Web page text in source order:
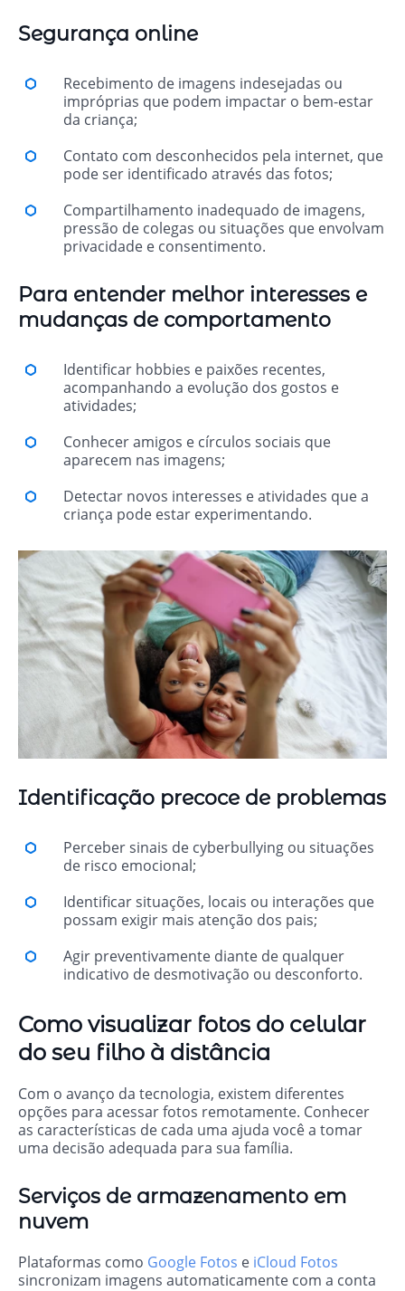
Segurança online
Recebimento de imagens indesejadas ou
impróprias que podem impactar o bem-estar
da criança;
Contato com desconhecidos pela internet, que
pode ser identificado através das fotos;
Compartilhamento inadequado de imagens,
pressão de colegas ou situações que envolvam
privacidade e consentimento.
Para entender melhor interesses e
mudanças de comportamento
Identificar hobbies e paixões recentes,
acompanhando a evolução dos gostos e
atividades;
Conhecer amigos e círculos sociais que
aparecem nas imagens;
Detectar novos interesses e atividades que a
criança pode estar experimentando.
Identificação precoce de problemas
Perceber sinais de cyberbullying ou situações
de risco emocional;
Identificar situações, locais ou interações que
possam exigir mais atenção dos pais;
Agir preventivamente diante de qualquer
indicativo de desmotivação ou desconforto.
Como visualizar fotos do celular
do seu filho à distância
Com o avanço da tecnologia, existem diferentes
opções para acessar fotos remotamente. Conhecer
as características de cada uma ajuda você a tomar
uma decisão adequada para sua família.
Serviços de armazenamento em
nuvem
Plataformas como Google Fotos e iCloud Fotos
sincronizam imagens automaticamente com a conta